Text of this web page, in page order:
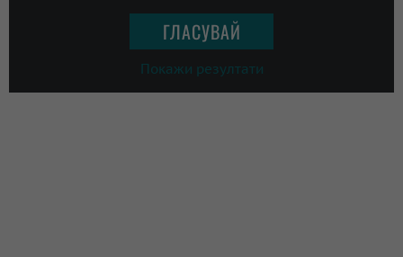
Покажи резултати